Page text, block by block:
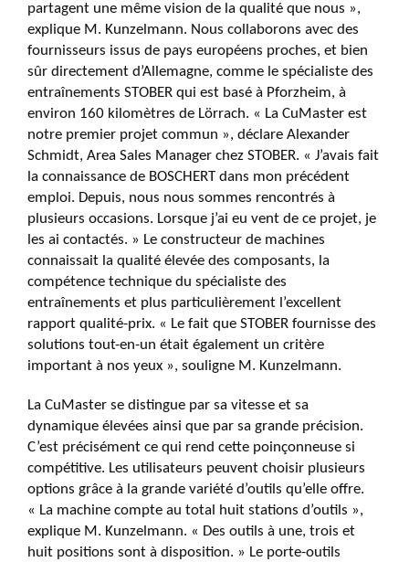
partagent une même vision de la qualité que nous »,
explique M. Kunzelmann. Nous collaborons avec des
fournisseurs issus de pays européens proches, et bien
sûr directement d’Allemagne, comme le spécialiste des
entraînements STOBER qui est basé à Pforzheim, à
environ 160 kilomètres de Lörrach. « La CuMaster est
notre premier projet commun », déclare Alexander
Schmidt, Area Sales Manager chez STOBER. « J’avais fait
la connaissance de BOSCHERT dans mon précédent
emploi. Depuis, nous nous sommes rencontrés à
plusieurs occasions. Lorsque j’ai eu vent de ce projet, je
les ai contactés. » Le constructeur de machines
connaissait la qualité élevée des composants, la
compétence technique du spécialiste des
entraînements et plus particulièrement l’excellent
rapport qualité-prix. « Le fait que STOBER fournisse des
solutions tout-en-un était également un critère
important à nos yeux », souligne M. Kunzelmann.
La CuMaster se distingue par sa vitesse et sa
dynamique élevées ainsi que par sa grande précision.
C’est précisément ce qui rend cette poinçonneuse si
compétitive. Les utilisateurs peuvent choisir plusieurs
options grâce à la grande variété d’outils qu’elle offre.
« La machine compte au total huit stations d’outils »,
explique M. Kunzelmann. « Des outils à une, trois et
huit positions sont à disposition. » Le porte-outils